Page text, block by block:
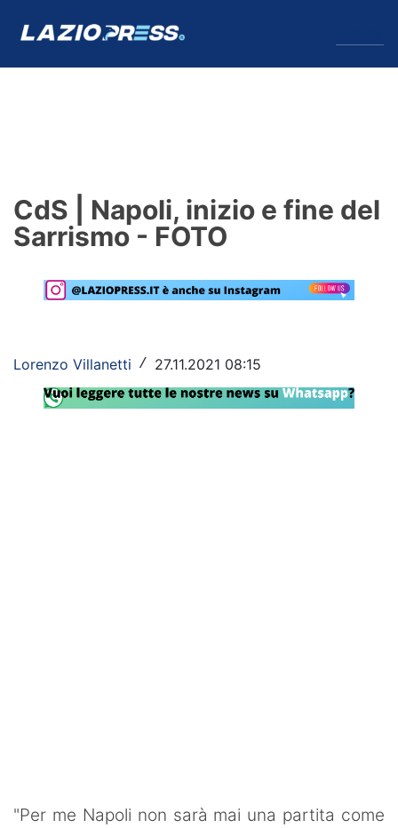
Formello
Primavera
Lazio Women
SHOP LAZIO
CdS | Napoli, inizio e fine del
Sarrismo - FOTO
Lorenzo Villanetti / 27.11.2021 08:15
"Per me Napoli non sarà mai una partita come